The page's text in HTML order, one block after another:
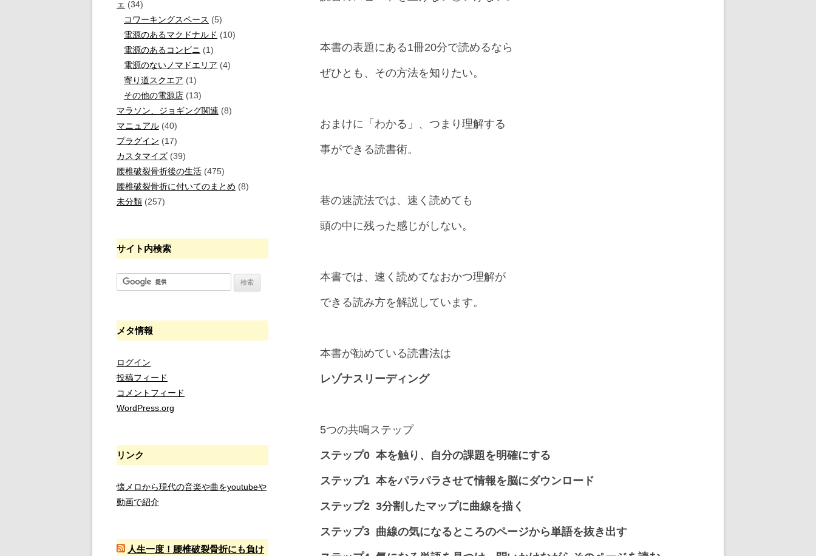
本書の表題にある1冊20分で読めるなら
ぜひとも、その方法を知りたい。
おまけに「わかる」、つまり理解する
事ができる読書術。
巷の速読法では、速く読めても
頭の中に残った感じがしない。
本書では、速く読めてなおかつ理解が
できる読み方を解説しています。
本書が勧めている読書法は
レゾナスリーディング
5つの共鳴ステップ
ステップ0 本を触り、自分の課題を明確にする
ステップ1 本をパラパラさせて情報を脳にダウンロード
ステップ2 3分割したマップに曲線を描く
ステップ3 曲線の気になるところのページから単語を抜き出す
ェ (34)
コワーキングスペース (5)
電源のあるマクドナルド (10)
電源のあるコンビニ (1)
電源のないノマドエリア (4)
寄り道スクエア (1)
その他の電源店 (13)
マラソン、ジョギング関連 (8)
マニュアル (40)
プラグイン (17)
カスタマイズ (39)
腰椎破裂骨折後の生活 (475)
腰椎破裂骨折に付いてのまとめ (8)
未分類 (257)
サイト内検索
メタ情報
ログイン
投稿フィード
コメントフィード
WordPress.org
リンク
懐メロから現代の音楽や曲をyoutubeや
動画で紹介
人生一度！腰椎破裂骨折にも負け